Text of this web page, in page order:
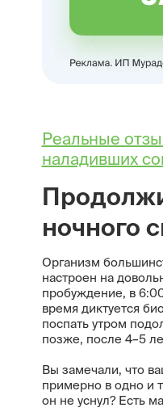
Реальные
наладивших
ночного
Организм
настроен на
пробуждение, в
время диктуется
поспать утром
позже, после 4–5
Вы замечали, что
примерно в одно и
он не уснул? Есть